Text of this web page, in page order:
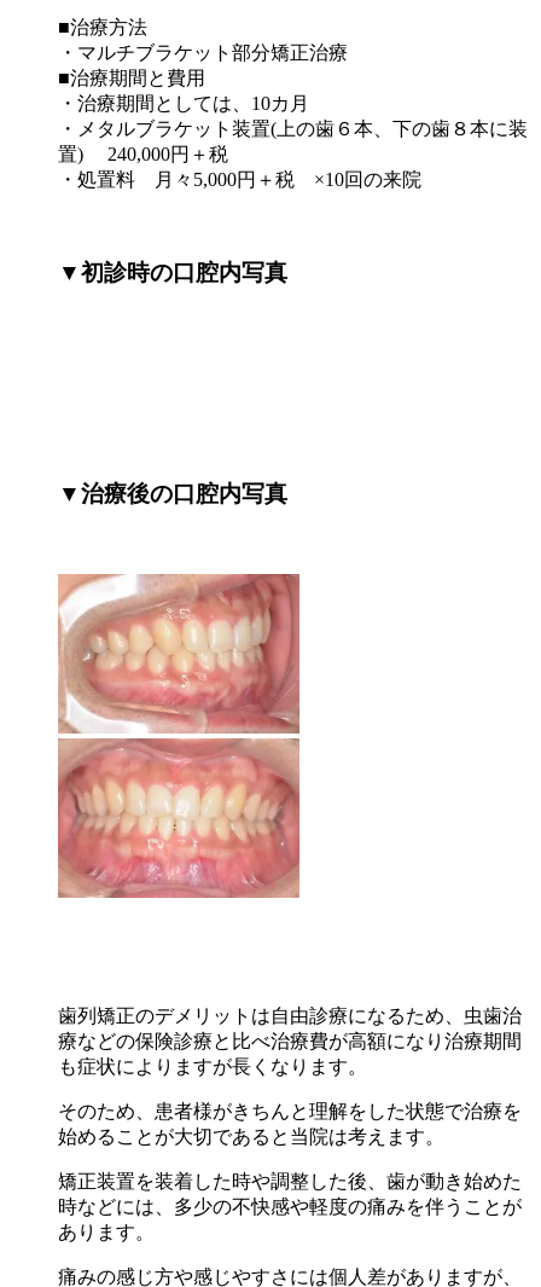
■治療方法
・マルチブラケット部分矯正治療
■治療期間と費用
・治療期間としては、10カ月
・メタルブラケット装置(上の歯６本、下の歯８本に装
置) 240,000円＋税
・処置料 月々5,000円＋税 ×10回の来院
▼初診時の口腔内写真
▼治療後の口腔内写真
歯列矯正のデメリットは自由診療になるため、虫歯治
療などの保険診療と比べ治療費が高額になり治療期間
も症状によりますが長くなります。
そのため、患者様がきちんと理解をした状態で治療を
始めることが大切であると当院は考えます。
矯正装置を装着した時や調整した後、歯が動き始めた
時などには、多少の不快感や軽度の痛みを伴うことが
あります。
痛みの感じ方や感じやすさには個人差がありますが、